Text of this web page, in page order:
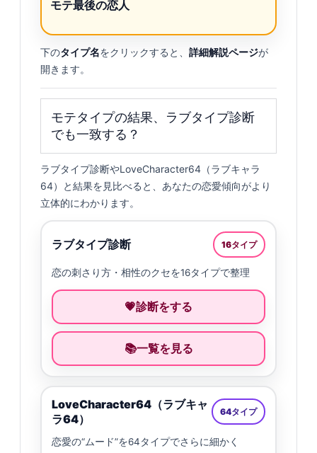
モテ最後の恋人
下のタイプ名をクリックすると、 詳細解説ページが
開きます。
モテタイプの結果、ラブタイプ診断
でも一致する？
ラブタイプ診断やLoveCharacter64（ラブキャラ
64）と結果を見比べると、あなたの恋愛傾向がより
立体的にわかります。
ラブタイプ診断 16タイプ
恋の刺さり方・相性のクセを16タイプで整理
💗診断をする
📚一覧を見る
LoveCharacter64（ラブキャ
ラ64）
64タイプ
恋愛の“ムード”を64タイプでさらに細かく